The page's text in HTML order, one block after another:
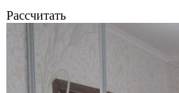
Рассчитать